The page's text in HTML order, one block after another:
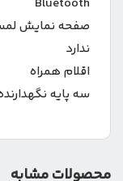
صفحه نمایش
ندارد
اقلام همراه
سه پایه
محصولات مشابه